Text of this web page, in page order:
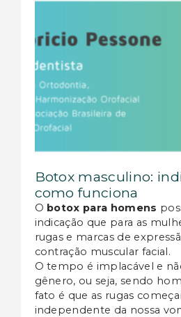
Botox masculino:
como funciona
O botox para homens
indicação que para as
rugas e marcas de
contração muscular facial.
O tempo é implacável e
gênero, ou seja, sendo
fato é que as rugas
independente da nossa